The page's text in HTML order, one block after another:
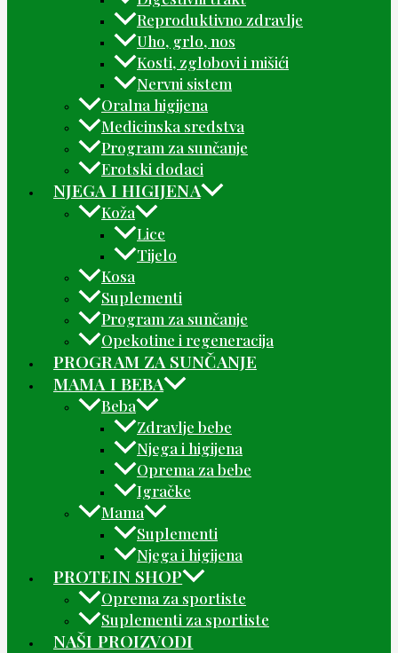
Reproduktivno zdravlje
Uho, grlo, nos
Kosti, zglobovi i mišići
Nervni sistem
Oralna higijena
Medicinska sredstva
Program za sunčanje
Erotski dodaci
NJEGA I HIGIJENA
Koža
Lice
Tijelo
Kosa
Suplementi
Program za sunčanje
Opekotine i regeneracija
PROGRAM ZA SUNČANJE
MAMA I BEBA
Beba
Zdravlje bebe
Njega i higijena
Oprema za bebe
Igračke
Mama
Suplementi
Njega i higijena
PROTEIN SHOP
Oprema za sportiste
Suplementi za sportiste
NAŠI PROIZVODI